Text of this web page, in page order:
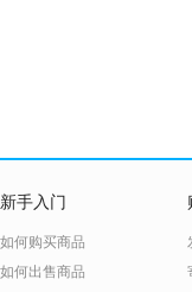
新手入门
如何购买商品
如何出售商品